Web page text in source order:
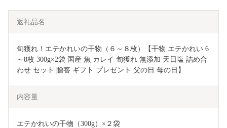
返礼品名
旬獲れ！エテかれいの干物（６～８枚）【干物 エテかれい 6
～8枚 300g×2袋 国産 魚 カレイ 旬獲れ 無添加 天日塩 詰め合
わせ セット 贈答 ギフト プレゼント 父の日 母の日】
内容量
エテかれいの干物（300g）×２袋